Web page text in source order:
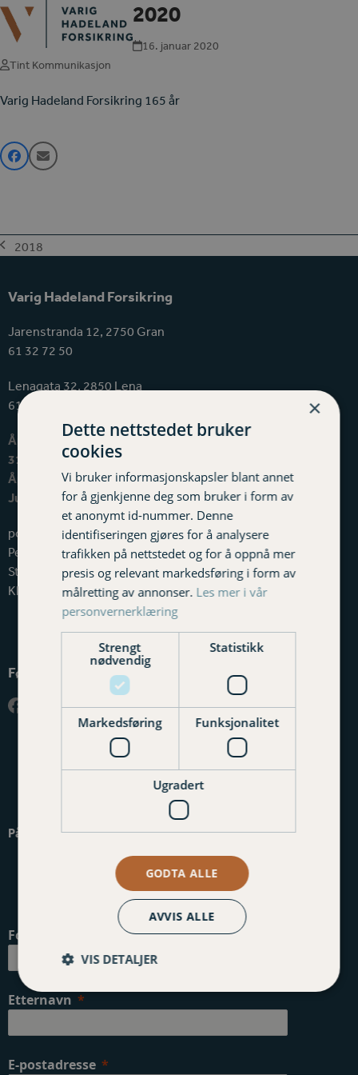
Skip
to
content
Open
mobile
menu
Close
mobile
menu
2020
16. januar 2020
Tint Kommunikasjon
Varig Hadeland Forsikring 165 år
previous
2018
Varig Hadeland Forsikring
Jarenstranda 12, 2750 Gran
61 32 72 50
Lenagata 32, 2850 Lena
61 12 72 50
Åpningstiden er mandag til fredag 8-16.00 (1. mai til
31. august 8-15.30).
Åpningstid i romjulen er 9-15.00.
Jul- og nyttårsaften stengt.
post@varighadeland.no
Personvernerklæring
Styreweb
Klagemuligheter
Følg oss
FacebookInstagram
LinkedIn
Påmelding nyhetsbrev
Fornavn
Etternavn
E-postadresse
×
Dette nettstedet bruker
cookies
Vi bruker informasjonskapsler blant annet
for å gjenkjenne deg som bruker i form av
et anonymt id-nummer. Denne
identifiseringen gjøres for å analysere
trafikken på nettstedet og for å oppnå mer
presis og relevant markedsføring i form av
målretting av annonser. Les mer i vår
personvernerklæring
Strengt
nødvendig
Statistikk
Markedsføring Funksjonalitet
Ugradert
GODTA ALLE
AVVIS ALLE
VIS DETALJER